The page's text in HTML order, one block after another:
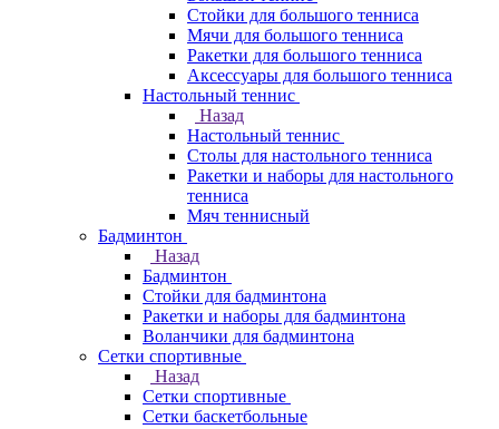
Стойки для большого тенниса
Мячи для большого тенниса
Ракетки для большого тенниса
Аксессуары для большого тенниса
Настольный теннис
Назад
Настольный теннис
Столы для настольного тенниса
Ракетки и наборы для настольного
тенниса
Мяч теннисный
Бадминтон
Назад
Бадминтон
Стойки для бадминтона
Ракетки и наборы для бадминтона
Воланчики для бадминтона
Сетки спортивные
Назад
Сетки спортивные
Сетки баскетбольные